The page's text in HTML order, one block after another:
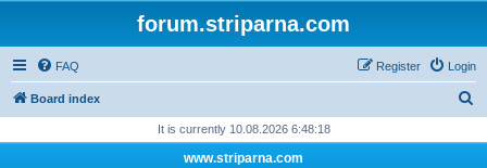
forum.striparna.com
FAQ Login
Register
Board index
It is currently 10.08.2026 6:48:18
www.striparna.com